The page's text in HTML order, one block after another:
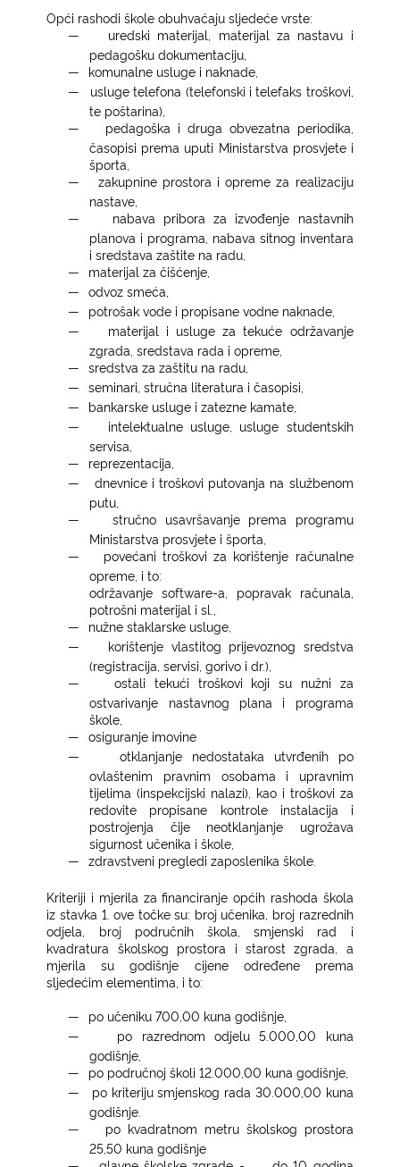
Opći rashodi škole obuhvaćaju sljedeće vrste:
―
uredski materijal, materijal za nastavu i
pedagošku dokumentaciju,
―
komunalne usluge i naknade,
―
usluge telefona (telefonski i telefaks troškovi,
te poštarina),
―
pedagoška i druga obvezatna periodika,
časopisi prema uputi Ministarstva prosvjete i
športa,
―
zakupnine prostora i opreme za realizaciju
nastave,
―
nabava pribora za izvođenje nastavnih
planova i programa, nabava sitnog inventara
i sredstava zaštite na radu,
―
materijal za čišćenje,
―
odvoz smeća,
―
potrošak vode i propisane vodne naknade,
―
materijal i usluge za tekuće održavanje
zgrada, sredstava rada i opreme,
―
sredstva za zaštitu na radu,
―
seminari, stručna literatura i časopisi,
―
bankarske usluge i zatezne kamate,
―
intelektualne usluge, usluge studentskih
servisa,
―
reprezentacija,
―
dnevnice i troškovi putovanja na službenom
putu,
―
stručno usavršavanje prema programu
Ministarstva prosvjete i športa,
―
povećani troškovi za korištenje računalne
opreme, i to:
održavanje software-a, popravak računala,
potrošni materijal i sl.,
―
nužne staklarske usluge,
―
korištenje vlastitog prijevoznog sredstva
(registracija, servisi, gorivo i dr.),
―
ostali tekući troškovi koji su nužni za
ostvarivanje nastavnog plana i programa
škole,
―
osiguranje imovine
―
otklanjanje nedostataka utvrđenih po
ovlaštenim pravnim osobama i upravnim
tijelima (inspekcijski nalazi), kao i troškovi za
redovite propisane kontrole instalacija i
postrojenja čije neotklanjanje ugrožava
sigurnost učenika i škole,
―
zdravstveni pregledi zaposlenika škole.
Kriteriji i mjerila za financiranje općih rashoda škola
iz stavka 1. ove točke su: broj učenika, broj razrednih
odjela, broj područnih škola, smjenski rad i
kvadratura školskog prostora i starost zgrada, a
mjerila su godišnje cijene određene prema
sljedećim elementima, i to:
―
po učeniku 700,00 kuna godišnje,
―
po razrednom odjelu 5.000,00 kuna
godišnje,
―
po područnoj školi 12.000,00 kuna godišnje,
―
po kriteriju smjenskog rada 30.000,00 kuna
godišnje.
―
po kvadratnom metru školskog prostora
25,50 kuna godišnje